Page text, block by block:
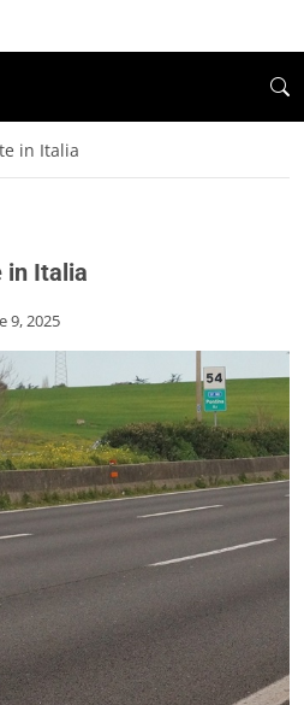
in Italia
in Italia
9, 2025